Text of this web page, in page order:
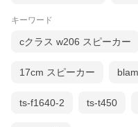
キーワード
cクラス w206 スピーカー
17cm スピーカー
ts-f1640-2 ts-t450